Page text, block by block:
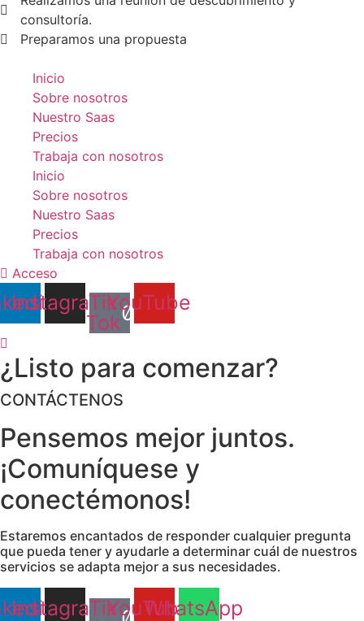
consultoría.
Preparamos una propuesta
Inicio
Sobre nosotros
Nuestro Saas
Precios
Trabaja con nosotros
Inicio
Sobre nosotros
Nuestro Saas
Precios
Trabaja con nosotros
Acceso
Instagram
Tik
Tok
YouTube
¿Listo para comenzar?
CONTÁCTENOS
Pensemos mejor juntos.
¡Comuníquese y
conectémonos!
Estaremos encantados de responder cualquier pregunta
que pueda tener y ayudarle a determinar cuál de nuestros
servicios se adapta mejor a sus necesidades.
Instagram
TikYouTube
WhatsApp